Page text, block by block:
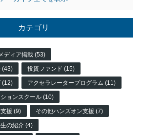
カテゴリ
ディア掲載 (53)
(43) 投資ファンド (15)
(12) アクセラレータープログラム (11)
ョンスクール (10)
援 (9) その他ハンズオン支援 (7)
の紹介 (4)